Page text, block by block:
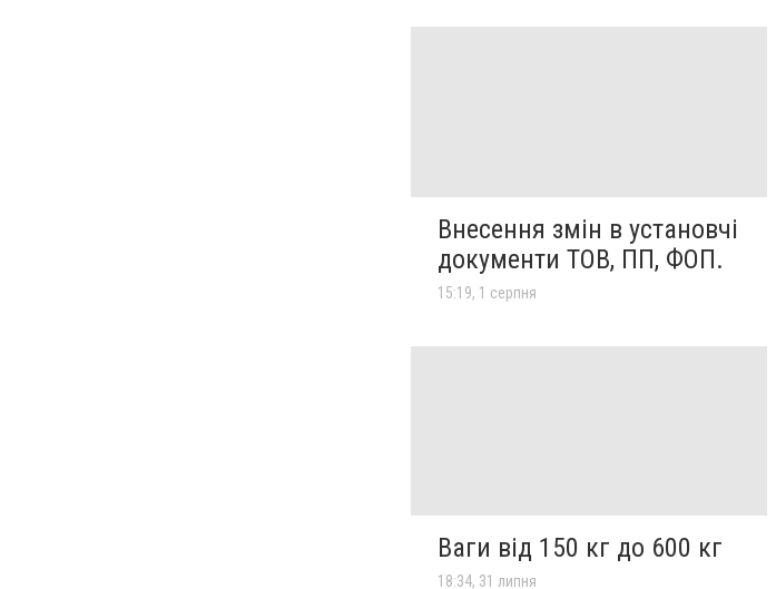
Внесення змін в установчі
документи ТОВ, ПП, ФОП.
15:19, 1 серпня
Ваги від 150 кг до 600 кг
18:34, 31 липня